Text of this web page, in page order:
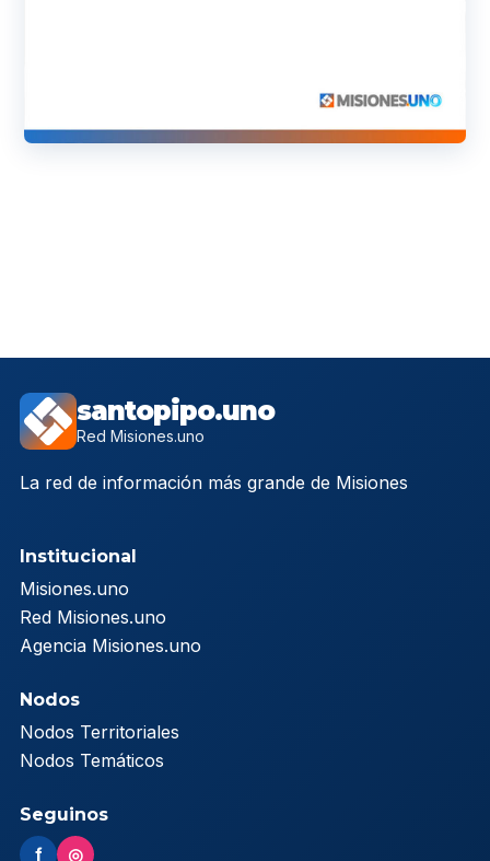
santopipo.uno
Red Misiones.uno
La red de información más grande de Misiones
Institucional
Misiones.uno
Red Misiones.uno
Agencia Misiones.uno
Nodos
Nodos Territoriales
Nodos Temáticos
Seguinos
f ◎